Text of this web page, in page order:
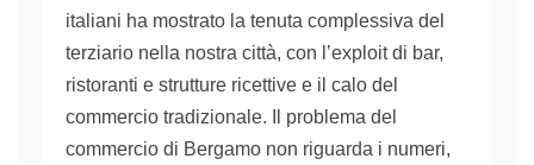
italiani ha mostrato la tenuta complessiva del
terziario nella nostra città, con l’exploit di bar,
ristoranti e strutture ricettive e il calo del
commercio tradizionale.
Il problema del
commercio di Bergamo non riguarda i numeri,